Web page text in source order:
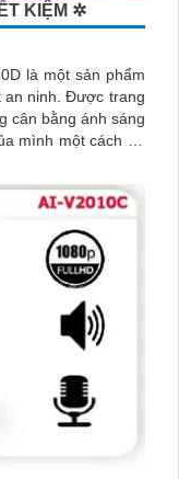
KIỆM ✲
là một sản phẩm
trang
cân bằng ánh sáng
mình một cách tốt